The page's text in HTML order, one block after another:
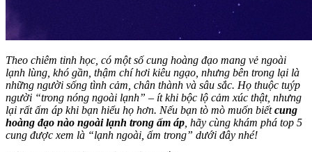
Theo chiêm tinh học, có một số cung hoàng đạo mang vẻ ngoài
lạnh lùng, khó gần, thậm chí hơi kiêu ngạo, nhưng bên trong lại là
những người sống tình cảm, chân thành và sâu sắc. Họ thuộc tuýp
người “trong nóng ngoài lạnh” – ít khi bộc lộ cảm xúc thật, nhưng
lại rất ấm áp khi bạn hiểu họ hơn. Nếu bạn tò mò muốn biếtcung
hoàng đạo nào ngoài lạnh trong ấm áp, hãy cùng khám phá top 5
cung được xem là “lạnh ngoài, ấm trong” dưới đây nhé!